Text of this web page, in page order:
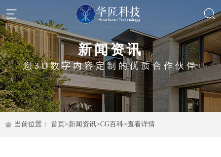
新闻资讯
您3D数字内容定制的优质合作伙伴
当前位置： 首页>新闻资讯>CG百科>查看详情